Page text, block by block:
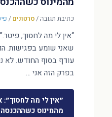
כתיבת תגובה/סרטונים /
“אין לי מה לחסוך,
שאני שומע בפגישות.
עודף בסוף החודש. לא
בפרק הזה אני …
״אין לי מה לחסוך״:
מהמינוס כשההכנסה